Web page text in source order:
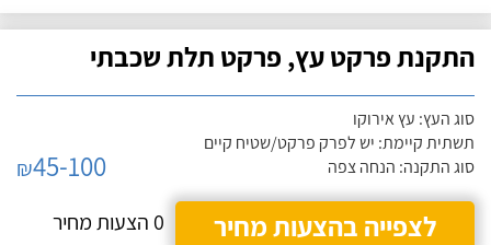
התקנת פרקט עץ, פרקט תלת שכבתי
סוג העץ: עץ אירוקו
תשתית קיימת: יש לפרק פרקט/שטיח קיים
סוג התקנה: הנחה צפה
₪45-100
לצפייה בהצעות מחיר
0 הצעות מחיר